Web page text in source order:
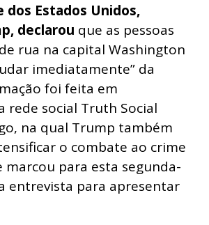
dos Estados Unidos,
declarou que as pessoas
rua na capital Washington
imediatamente” da
foi feita em
rede social Truth Social
na qual Trump também
o combate ao crime
marcou para esta segunda-
entrevista para apresentar